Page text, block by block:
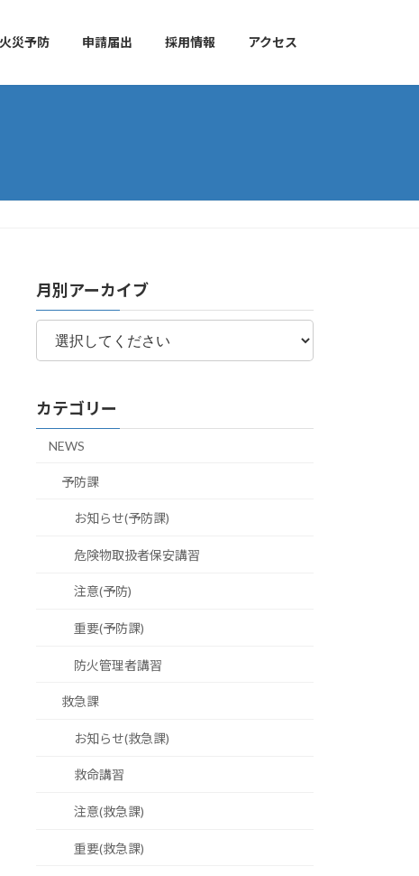
火災予防 申請届出 採用情報 アクセス
月別アーカイブ
カテゴリー
NEWS
予防課
お知らせ(予防課)
危険物取扱者保安講習
注意(予防)
重要(予防課)
防火管理者講習
救急課
お知らせ(救急課)
救命講習
注意(救急課)
重要(救急課)